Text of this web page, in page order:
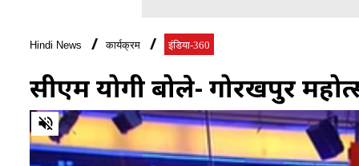
Hindi News कार्यक्रम इंडिया-360
सीएम योगी बोले- गोरखपुर
0
of
19
minutes,